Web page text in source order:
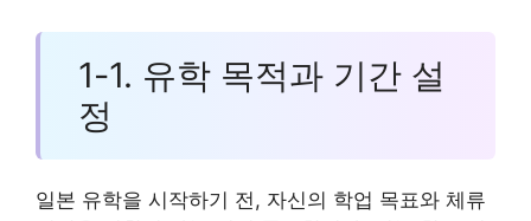
1-1. 유학 목적과 기간 설
정
일본 유학을 시작하기 전, 자신의 학업 목표와 체류